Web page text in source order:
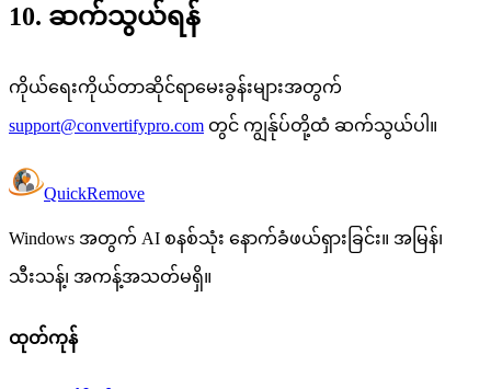
10. ဆက်သွယ်ရန်
ကိုယ်ရေးကိုယ်တာဆိုင်ရာမေးခွန်းများအတွက်
support@convertifypro.com တွင် ကျွန်ုပ်တို့ထံ ဆက်သွယ်ပါ။
QuickRemove
Windows အတွက် AI စနစ်သုံး နောက်ခံဖယ်ရှားခြင်း။ အမြန်၊
သီးသန့်၊ အကန့်အသတ်မရှိ။
ထုတ်ကုန်